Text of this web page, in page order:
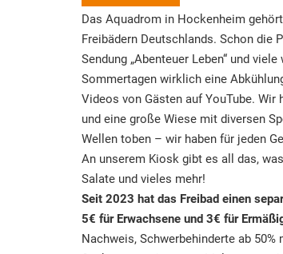
Das Aquadrom in Hockenheim
Freibädern Deutschlands. Schon die
Sendung „Abenteuer Leben“ und
Sommertagen wirklich eine
Videos von Gästen auf YouTube. Wir
und eine große Wiese mit diversen
Wellen toben – wir haben für jeden
An unserem Kiosk gibt es all das,
Salate und vieles mehr!
Seit 2023 hat das Freibad einen
5€ für Erwachsene und 3€ für
Nachweis, Schwerbehinderte ab 50%